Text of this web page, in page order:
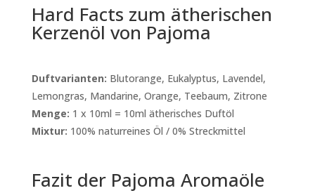
Hard Facts zum ätherischen
Kerzenöl von Pajoma
Duftvarianten: Blutorange, Eukalyptus, Lavendel,
Lemongras, Mandarine, Orange, Teebaum, Zitrone
Menge: 1 x 10ml = 10ml ätherisches Duftöl
Mixtur: 100% naturreines Öl / 0% Streckmittel
Fazit der Pajoma Aromaöle